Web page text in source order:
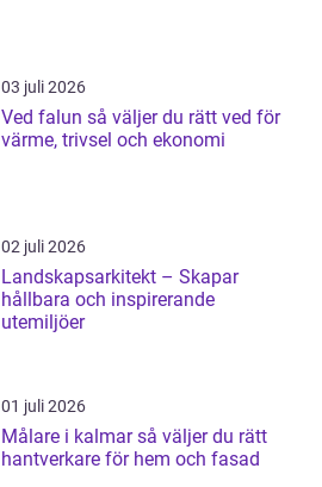
03 juli 2026
Ved falun så väljer du rätt ved för
värme, trivsel och ekonomi
02 juli 2026
Landskapsarkitekt – Skapar
hållbara och inspirerande
utemiljöer
01 juli 2026
Målare i kalmar så väljer du rätt
hantverkare för hem och fasad